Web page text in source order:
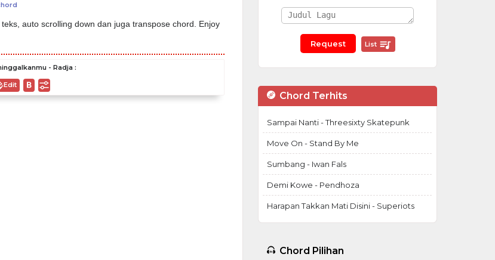
auto scrolling down dan juga transpose chord. Enjoy
- Radja :
Edit
List
Chord Terhits
Sampai Nanti - Threesixty Skatepunk
Move On - Stand By Me
Sumbang - Iwan Fals
Demi Kowe - Pendhoza
Harapan Takkan Mati Disini - Superiots
Chord Pilihan